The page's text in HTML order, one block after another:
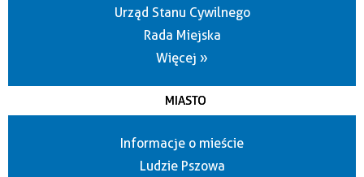
Urząd Stanu Cywilnego
Rada Miejska
Więcej »
MIASTO
Informacje o mieście
Ludzie Pszowa